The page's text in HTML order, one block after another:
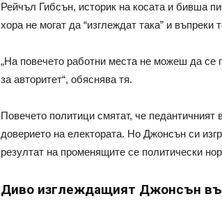
Рейчъл Гибсън, историк на косата и бивша
хора не могат да “изглеждат така” и въпреки
„На повечето работни места не можеш да
за авторитет“, обяснява тя.
Повечето политици смятат, че
доверието на електората. Но Джонсън си
резултат на променящите се политически
Диво изглеждащият Джонсън